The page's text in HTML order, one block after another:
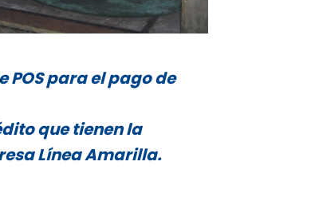
POS para el pago de
que tienen la
Línea Amarilla.